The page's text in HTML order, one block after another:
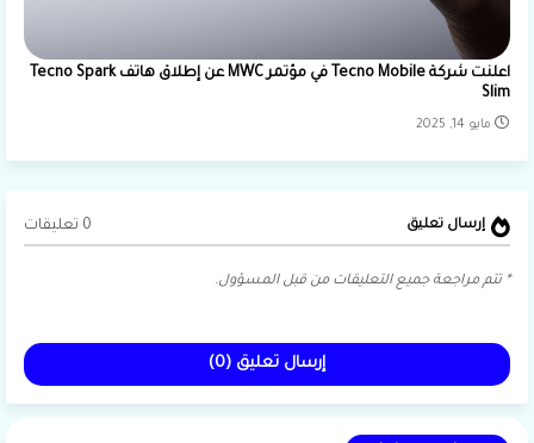
اعلنت شركة Tecno Mobile في مؤتمر MWC عن إطلاق هاتف Tecno Spark
Slim
مايو 14, 2025
إرسال تعليق 0 تعليقات
* تتم مراجعة جميع التعليقات من قبل المسؤول.
إرسال تعليق (0)